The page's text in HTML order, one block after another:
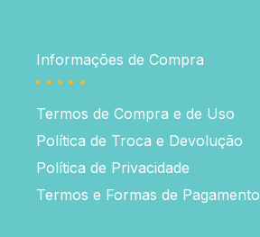
Informações de Compra
Termos de Compra e de Uso
Política de Troca e Devolução
Política de Privacidade
Termos e Formas de Pagamento